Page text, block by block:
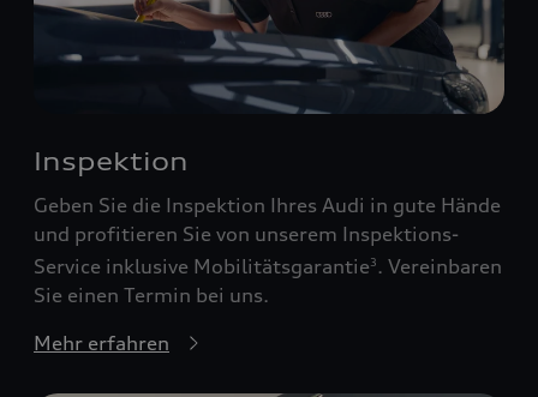
Inspektion
Geben Sie die Inspektion Ihres Audi in gute Hände
und profitieren Sie von unserem Inspektions-
Service inklusive Mobilitätsgarantie3 . Vereinbaren
Sie einen Termin bei uns.
Mehr erfahren